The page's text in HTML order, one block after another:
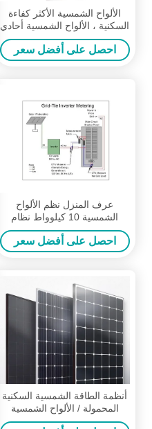
الألواح الشمسية الأكثر كفاءة
السكنية ، الألواح الشمسية أحادي
البلورية 310W
احصل على أفضل سعر
عرف المنزل نظم الألواح
الشمسية 10 كيلوواط نظام
الطاقة الشمسية المنزلية لا
تعرض الأجزاء المعدنية
احصل على أفضل سعر
أنظمة الطاقة الشمسية السكنية
المحمولة / الألواح الشمسية
البحرية DC1000V